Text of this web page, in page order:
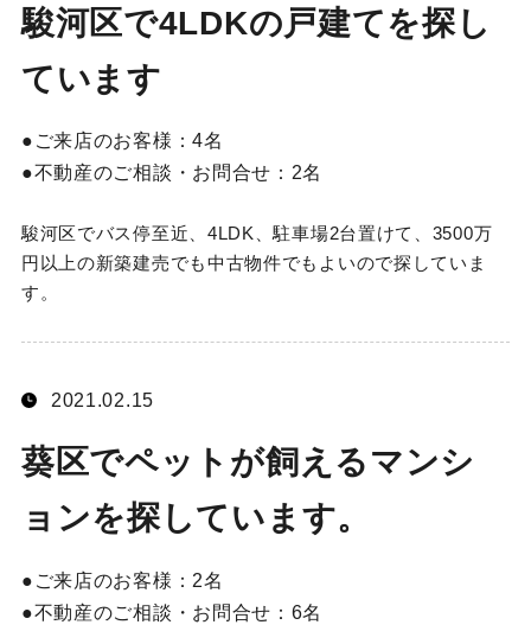
駿河区で4LDKの戸建てを探し
ています
ご来店のお客様：4名
不動産のご相談・お問合せ： 2名
駿河区でバス停至近、4LDK、駐車場2台置けて、3500万
円以上の新築建売でも中古物件でもよいので探していま
す。
2021.02.15
葵区でペットが飼えるマンシ
ョンを探しています。
ご来店のお客様： 2名
不動産のご相談・お問合せ： 6名